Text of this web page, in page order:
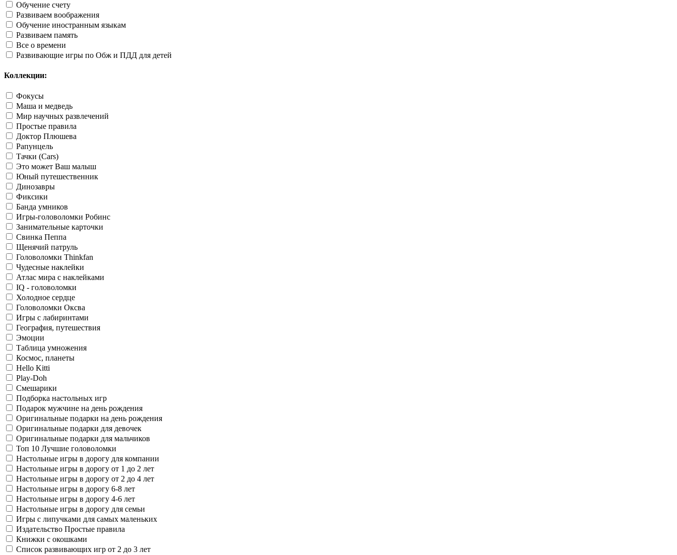
Обучение счету
Развиваем воображения
Обучение иностранным языкам
Развиваем память
Все о времени
Развивающие игры по Обж и ПДД для детей
Коллекции:
Фокусы
Маша и медведь
Мир научных развлечений
Простые правила
Доктор Плюшева
Рапунцель
Тачки (Cars)
Это может Ваш малыш
Юный путешественник
Динозавры
Фиксики
Банда умников
Игры-головоломки Робинс
Занимательные карточки
Свинка Пеппа
Щенячий патруль
Головоломки Thinkfan
Чудесные наклейки
Атлас мира с наклейками
IQ - головоломки
Холодное сердце
Головоломки Оксва
Игры с лабиринтами
География, путешествия
Эмоции
Таблица умножения
Космос, планеты
Hello Kitti
Play-Doh
Смешарики
Подборка настольных игр
Подарок мужчине на день рождения
Оригинальные подарки на день рождения
Оригинальные подарки для девочек
Оригинальные подарки для мальчиков
Топ 10 Лучшие головоломки
Настольные игры в дорогу для компании
Настольные игры в дорогу от 1 до 2 лет
Настольные игры в дорогу от 2 до 4 лет
Настольные игры в дорогу 6-8 лет
Настольные игры в дорогу 4-6 лет
Настольные игры в дорогу для семьи
Игры с липучками для самых маленьких
Издательство Простые правила
Книжки с окошками
Список развивающих игр от 2 до 3 лет